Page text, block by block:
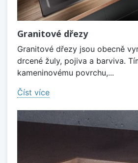
Granitové dřezy
Granitové dřezy jsou obecně
drcené žuly, pojiva a barviva.
kameninovému povrchu,...
Číst více